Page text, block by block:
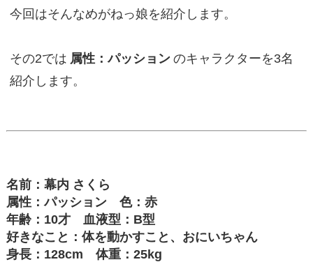
今回はそんなめがねっ娘を紹介します。
その2では 属性：パッション のキャラクターを3名
紹介します。
名前：幕内 さくら
属性：パッション 色：赤
年齢：10才 血液型：B型
好きなこと：体を動かすこと、おにいちゃん
身長：128cm 体重：25kg